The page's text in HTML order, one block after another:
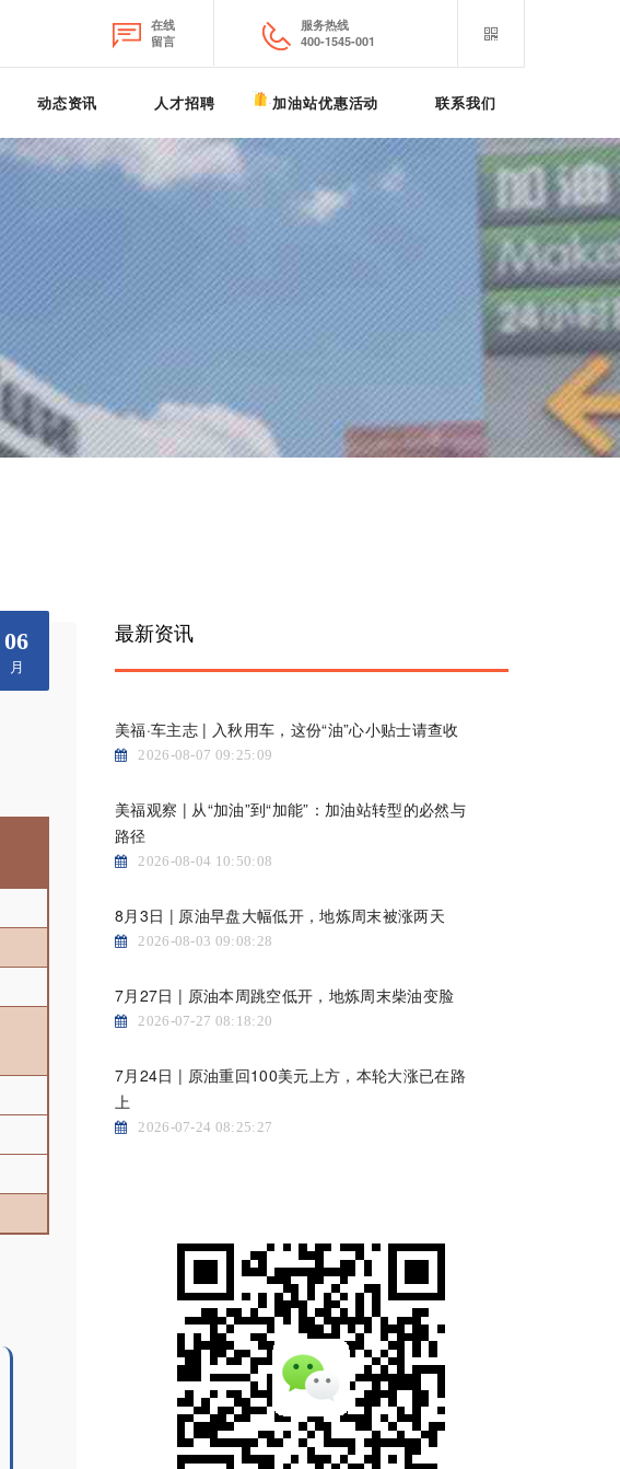
在线
留言
服务热线
400-1545-001
动态资讯 人才招聘 加油站优惠活动 联系我们
06
月
最新资讯
美福·车主志 | 入秋用车，这份“油”心小贴士请查收
2026-08-07 09:25:09
美福观察 | 从“加油”到“加能”：加油站转型的必然与
路径
2026-08-04 10:50:08
8月3日 | 原油早盘大幅低开，地炼周末被涨两天
2026-08-03 09:08:28
7月27日 | 原油本周跳空低开，地炼周末柴油变脸
2026-07-27 08:18:20
7月24日 | 原油重回100美元上方，本轮大涨已在路
上
2026-07-24 08:25:27